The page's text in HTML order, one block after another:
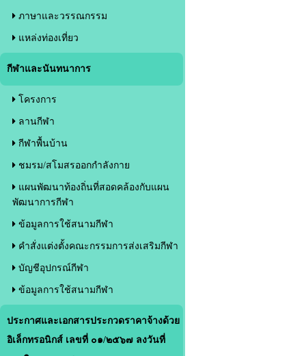
ภาษาและวรรณกรรม
แหล่งท่องเที่ยว
กีฬาและนันทนาการ
โครงการ
ลานกีฬา
กีฬาพื้นบ้าน
ชมรม/สโมสรออกกำลังกาย
แผนพัฒนาท้องถิ่นที่สอดคล้องกับแผน
พัฒนาการกีฬา
ข้อมูลการใช้สนามกีฬา
คำสั่งแต่งตั้งคณะกรรมการส่งเสริมกีฬา
บัญชีอุปกรณ์กีฬา
ข้อมูลการใช้สนามกีฬา
ประกาศและเอกสารประกวดราคาจ้างด้วย
อิเล็กทรอนิกส์ เลขที่ ๐๑/๒๕๖๗ ลงวันที่